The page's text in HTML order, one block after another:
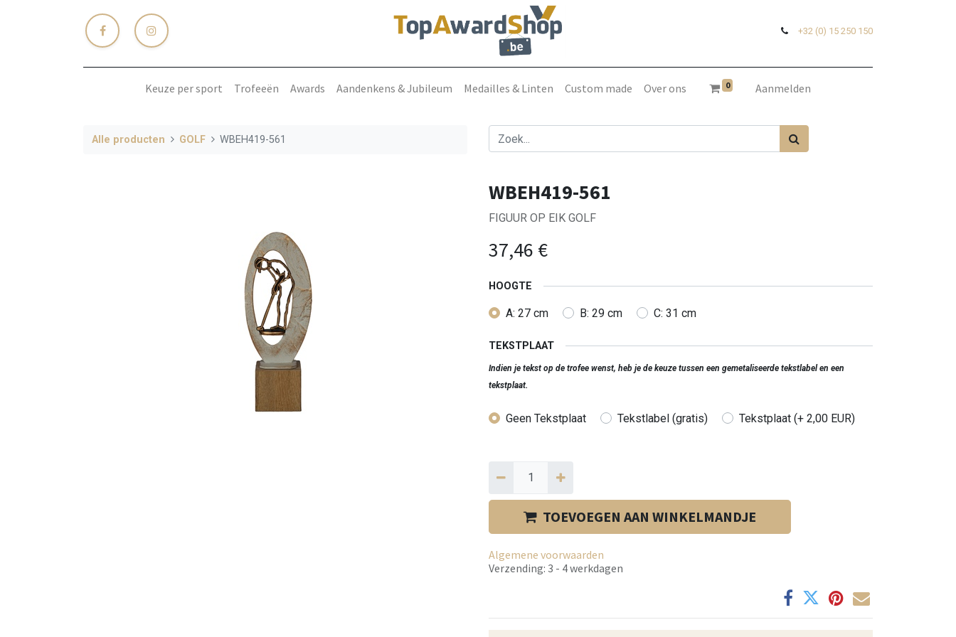
+32 (0) 15 250 150
Keuze per sport Trofeeën Awards Aandenkens & Jubileum Medailles & Linten Custom made Over ons 0 Aanmelden
Alle producten GOLF WBEH419-561
WBEH419-561
FIGUUR OP EIK GOLF
37,46 €
HOOGTE
A: 27 cm B: 29 cm C: 31 cm
TEKSTPLAAT
Indien je tekst op de trofee wenst, heb je de keuze tussen een gemetaliseerde tekstlabel en een
tekstplaat.
Geen Tekstplaat Tekstlabel (gratis) Tekstplaat (+ 2,00 EUR)
TOEVOEGEN AAN WINKELMANDJE
Algemene voorwaarden
Verzending: 3 - 4 werkdagen